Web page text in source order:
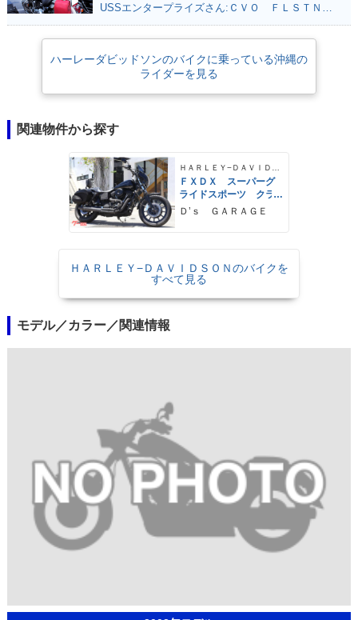
USSエンタープライズさん:ＣＶＯ ＦＬＳＴＮＳＥ ソフテイルデラックス(ハーレーダビッドソン)
ハーレーダビッドソンのバイクに乗っている沖縄の
ライダーを見る
関連物件から探す
ＦＸＤＸ スーパーグ
ライドスポーツ クラ
ブスタイル
Ｄ’ｓ ＧＡＲＡＧＥ
ＨＡＲＬＥＹ−ＤＡＶＩＤＳＯＮのバイクを
すべて見る
モデル／カラー／関連情報